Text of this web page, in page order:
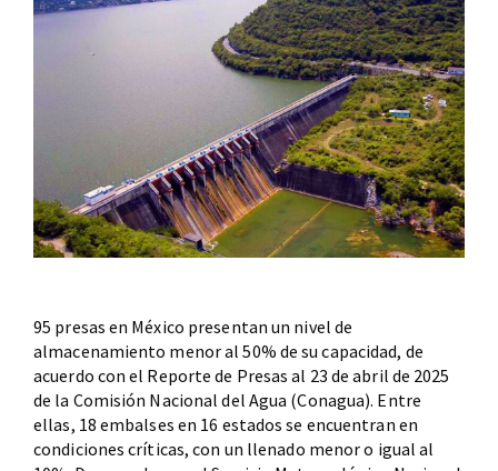
95 presas en México presentan un nivel de
almacenamiento menor al 50% de su capacidad, de
acuerdo con el Reporte de Presas al 23 de abril de 2025
de la Comisión Nacional del Agua (Conagua). Entre
ellas, 18 embalses en 16 estados se encuentran en
condiciones críticas, con un llenado menor o igual al